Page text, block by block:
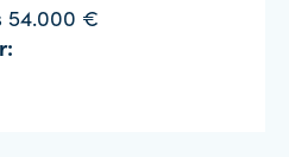
54.000 €